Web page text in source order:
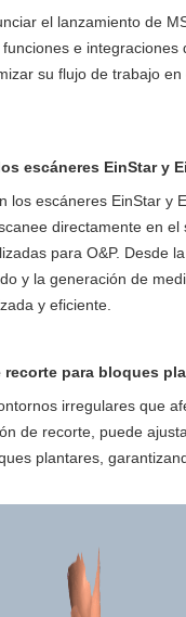
el lanzamiento de
e integraciones
su flujo de trabajo
escáneres EinStar y
los escáneres EinStar y
directamente en
para O&P. Desde
y la generación de
y eficiente.
recorte para bloques
irregulares que
de recorte, puede
plantares,